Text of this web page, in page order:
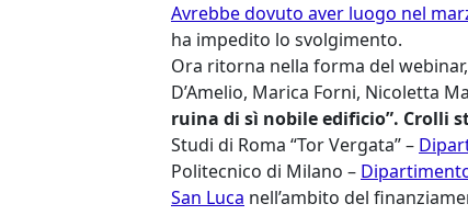
Avrebbe dovuto aver luogo nel
ha impedito lo svolgimento.
Ora ritorna nella forma del
D’Amelio, Marica Forni, Nicoletta
ruina di sì nobile edificio”.
Studi di Roma “Tor Vergata” –
Politecnico di Milano –
San Luca nell’ambito del